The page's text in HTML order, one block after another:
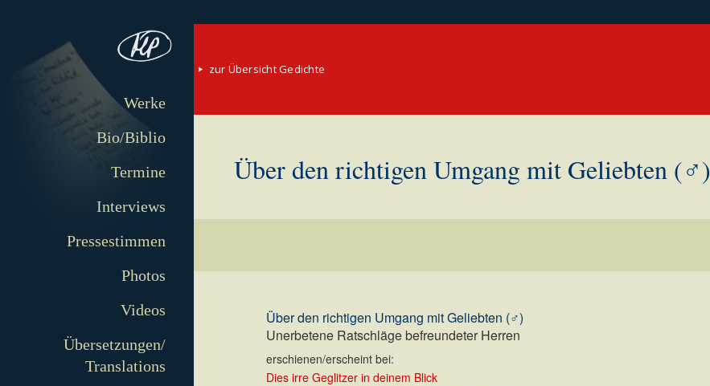
Werke
Bio/Biblio
Termine
Interviews
Pressestimmen
Photos
Videos
Übersetzungen/
Translations
zur Übersicht Gedichte
Über den richtigen Umgang mit Geliebten (♂)
Über den richtigen Umgang mit Geliebten (♂)
Unerbetene Ratschläge befreundeter Herren
erschienen/erscheint bei:
Dies irre Geglitzer in deinem Blick